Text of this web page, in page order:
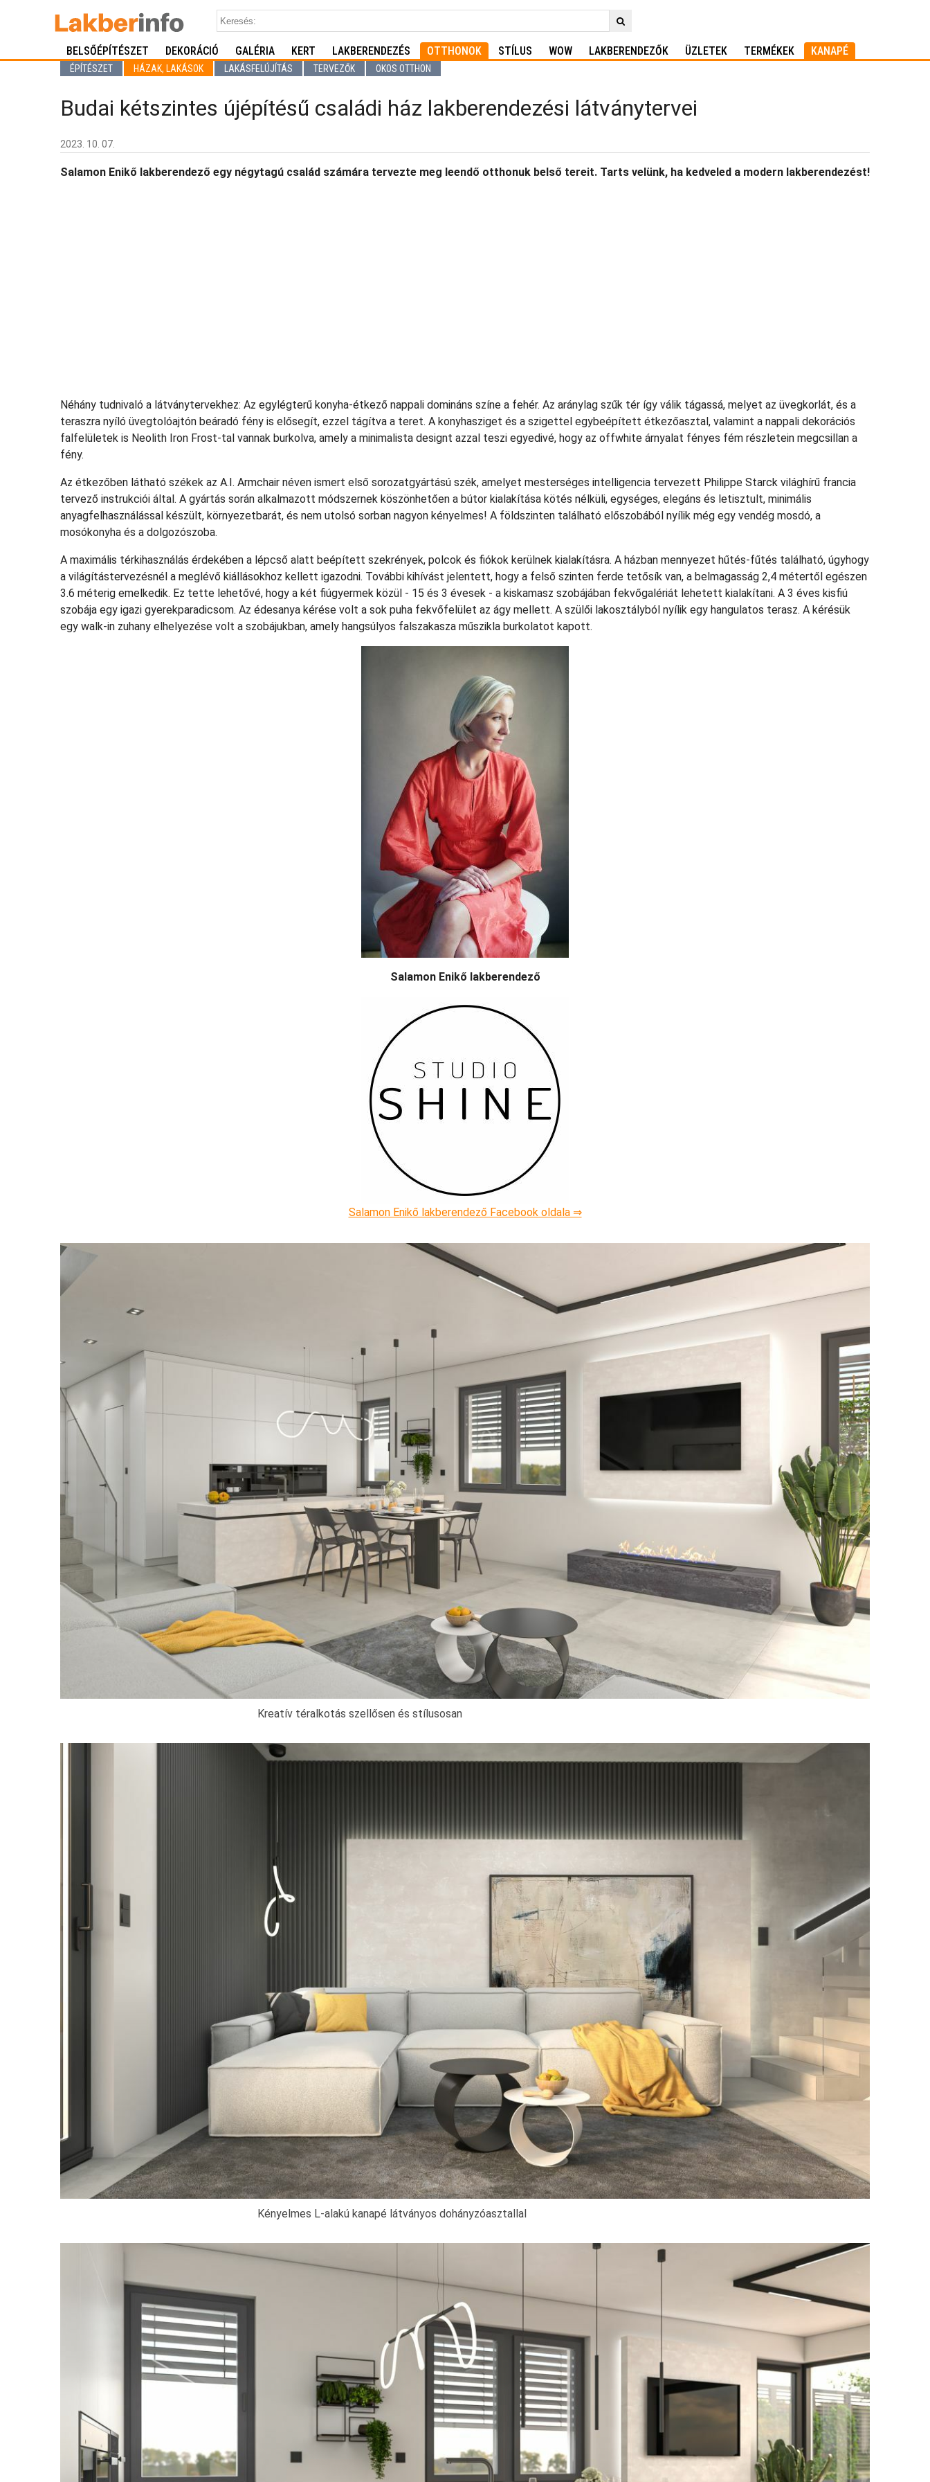
BELSŐÉPÍTÉSZET DEKORÁCIÓ GALÉRIA KERT LAKBERENDEZÉS OTTHONOK STÍLUS WOW LAKBERENDEZŐK ÜZLETEK TERMÉKEK KANAPÉ
ÉPÍTÉSZET HÁZAK, LAKÁSOK LAKÁSFELÚJÍTÁS TERVEZŐK OKOS OTTHON
Budai kétszintes újépítésű családi ház lakberendezési látványtervei
2023. 10. 07.
Salamon Enikő lakberendező egy négytagú család számára tervezte meg leendő otthonuk belső tereit. Tarts velünk, ha kedveled a modern lakberendezést!
Néhány tudnivaló a látványtervekhez: Az egylégterű konyha-étkező nappali domináns színe a fehér. Az aránylag szűk tér így válik tágassá, melyet az üvegkorlát, és a
teraszra nyíló üvegtolóajtón beáradó fény is elősegít, ezzel tágítva a teret. A konyhasziget és a szigettel egybeépített étkezőasztal, valamint a nappali dekorációs
falfelületek is Neolith Iron Frost-tal vannak burkolva, amely a minimalista designt azzal teszi egyedivé, hogy az offwhite árnyalat fényes fém részletein megcsillan a
fény.
Az étkezőben látható székek az A.I. Armchair néven ismert első sorozatgyártású szék, amelyet mesterséges intelligencia tervezett Philippe Starck világhírű francia
tervező instrukciói által. A gyártás során alkalmazott módszernek köszönhetően a bútor kialakítása kötés nélküli, egységes, elegáns és letisztult, minimális
anyagfelhasználással készült, környezetbarát, és nem utolsó sorban nagyon kényelmes! A földszinten található előszobából nyílik még egy vendég mosdó, a
mosókonyha és a dolgozószoba.
A maximális térkihasználás érdekében a lépcső alatt beépített szekrények, polcok és fiókok kerülnek kialakításra. A házban mennyezet hűtés-fűtés található, úgyhogy
a világítástervezésnél a meglévő kiállásokhoz kellett igazodni. További kihívást jelentett, hogy a felső szinten ferde tetősík van, a belmagasság 2,4 métertől egészen
3.6 méterig emelkedik. Ez tette lehetővé, hogy a két fiúgyermek közül - 15 és 3 évesek - a kiskamasz szobájában fekvőgalériát lehetett kialakítani. A 3 éves kisfiú
szobája egy igazi gyerekparadicsom. Az édesanya kérése volt a sok puha fekvőfelület az ágy mellett. A szülői lakosztályból nyílik egy hangulatos terasz. A kérésük
egy walk-in zuhany elhelyezése volt a szobájukban, amely hangsúlyos falszakasza műszikla burkolatot kapott.
Salamon Enikő lakberendező
Salamon Enikő lakberendező Facebook oldala ⇒
Kreatív téralkotás szellősen és stílusosan
Kényelmes L-alakú kanapé látványos dohányzóasztallal